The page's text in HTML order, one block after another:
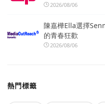
2026/08/06
陳嘉樺Ella選擇
的青春狂歡
2026/08/06
熱門標籤